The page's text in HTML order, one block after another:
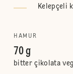
Kelepçeli
HAMUR
70 g
bitter çikolata